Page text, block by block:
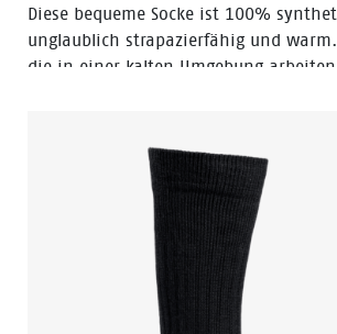
Diese bequeme Socke ist 100%
unglaublich strapazierfähig und
die in einer kalten Umgebung